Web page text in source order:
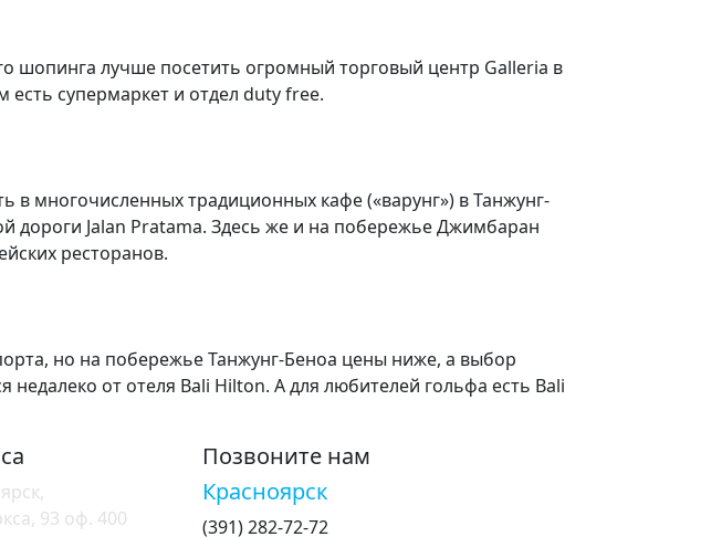
шопинга лучше посетить огромный торговый центр Galleria в
есть супермаркет и отдел duty free.
многочисленных традиционных кафе («варунг») в Танжунг-
дороги Jalan Pratama. Здесь же и на побережье Джимбаран
ресторанов.
но на побережье Танжунг-Беноа цены ниже, а выбор
от отеля Bali Hilton. А для любителей гольфа есть Bali
93 оф. 400
Позвоните нам
Красноярск
(391) 282-72-72